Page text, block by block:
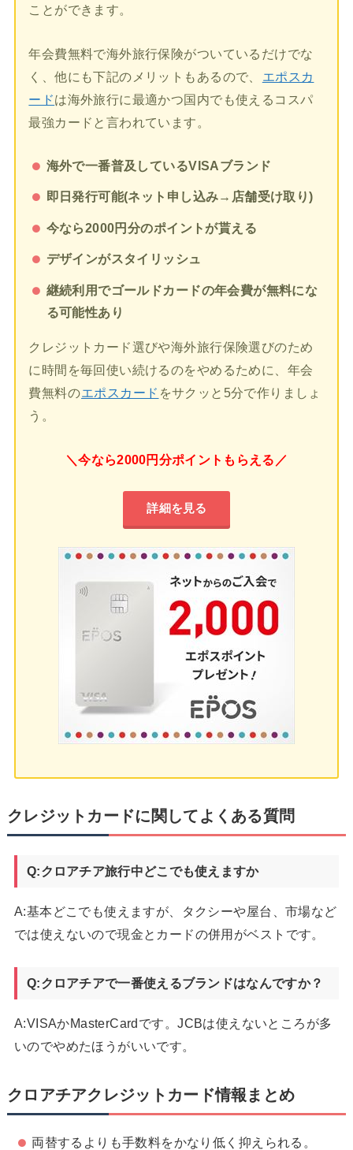
ことができます。
年会費無料で海外旅行保険がついているだけでな
く、他にも下記のメリットもあるので、
エポスカ
ードは海外旅行に最適かつ国内でも使えるコスパ
最強カードと言われています。
海外で一番普及しているVISAブランド
即日発行可能(ネット申し込み→店舗受け取り)
今なら2000円分のポイントが貰える
デザインがスタイリッシュ
継続利用でゴールドカードの年会費が無料にな
る可能性あり
クレジットカード選びや海外旅行保険選びのため
に時間を毎回使い続けるのをやめるために、年会
費無料のエポスカード をサクッと5分で作りましょ
う。
＼今なら2000円分ポイントもらえる／
詳細を見る
クレジットカードに関してよくある質問
Q:クロアチア旅行中どこでも使えますか
A:基本どこでも使えますが、タクシーや屋台、市場など
では使えないので現金とカードの併用がベストです。
Q:クロアチアで一番使えるブランドはなんですか？
A:VISAかMasterCardです。JCBは使えないところが多
いのでやめたほうがいいです。
クロアチアクレジットカード情報まとめ
両替するよりも手数料をかなり低く抑えられる。